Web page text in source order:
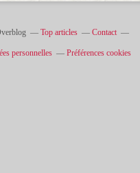
Top articles Contact
personnelles Préférences cookies